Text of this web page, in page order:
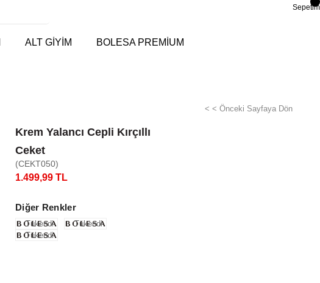
Sepetim
ALT GİYİM BOLESA PREMİUM
< < Önceki Sayfaya Dön
Krem Yalancı Cepli Kırçıllı
Ceket
(CEKT050)
1.499,99 TL
Diğer Renkler
Tükendi
Tükendi
Tükendi